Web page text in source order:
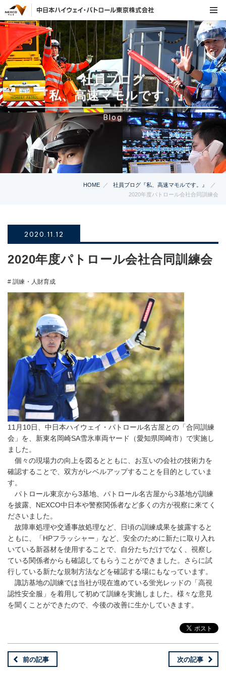
社員ブログ
『私、高速マモルです。』
Blog
HOME
社員ブログ『私、高速マモルです。』
2020年度パトロール会社合同訓練会
2020.11.12
2020年度パトロール会社合同訓練会
# 訓練・人財育成
11月10日、中日本ハイウェイ・パトロール名古屋との「合同訓練
会」を、新東名岡崎SA雪氷車両ヤード（愛知県岡崎市）で実施し
ました。
個々の現場力の向上を図るとともに、お互いの会社の技術力を
確認することで、双方がレベルアップすることを目的としていま
す。
パトロール東京から3基地、パトロール名古屋から3基地が訓練
を披露、NEXCO中日本や警察関係者など多くの方が視察に来てく
ださいました。
故障車処理や交通事故処理など、日頃の訓練成果を披露すると
ともに、「HPフラッシャー」など、安全のために新たに取り入れ
いている新器材を使用することで、自分たちだけでなく、視察し
ている関係者からも確認してもらうことができました。さらに試
行している新たな規制方法などを確認する場にもなっています。
諏訪基地の訓練では当社が現在進めている蛍光レッドの「高視
認性安全服」を着用して初めて訓練を実施しました。様々な意見
を聞くことができたので、今後の改善に生かしていきます。
前の記事 次の記事